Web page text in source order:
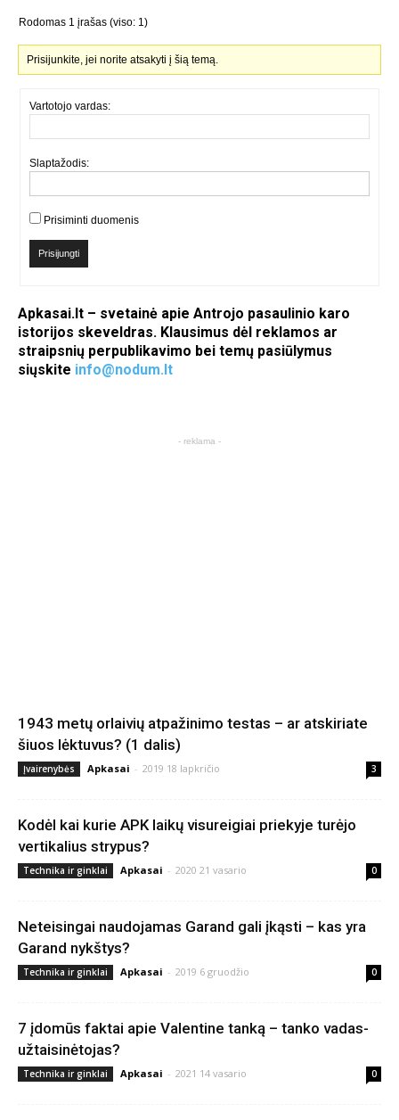
Rodomas 1 įrašas (viso: 1)
Prisijunkite, jei norite atsakyti į šią temą.
Vartotojo vardas:
Slaptažodis:
Prisiminti duomenis
Prisijungti
Apkasai.lt – svetainė apie Antrojo pasaulinio karo
istorijos skeveldras. Klausimus dėl reklamos ar
straipsnių perpublikavimo bei temų pasiūlymus
siųskite info@nodum.lt
- reklama -
1943 metų orlaivių atpažinimo testas – ar atskiriate
šiuos lėktuvus? (1 dalis)
Įvairenybės Apkasai - 2019 18 lapkričio 3
Kodėl kai kurie APK laikų visureigiai priekyje turėjo
vertikalius strypus?
Technika ir ginklai Apkasai - 2020 21 vasario 0
Neteisingai naudojamas Garand gali įkąsti – kas yra
Garand nykštys?
Technika ir ginklai Apkasai - 2019 6 gruodžio 0
7 įdomūs faktai apie Valentine tanką – tanko vadas-
užtaisinėtojas?
Technika ir ginklai Apkasai - 2021 14 vasario 0